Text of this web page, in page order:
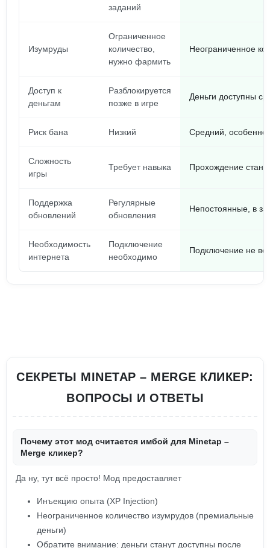
заданий
Изумруды
Ограниченное
количество,
нужно фармить
Неограниченное
Доступ к
деньгам
Разблокируется
позже в игре
Деньги доступны
Риск бана Низкий Средний, особенно
Сложность
игры
Требует навыка Прохождение
Поддержка
обновлений
Регулярные
обновления
Непостоянные, в
Необходимость
интернета
Подключение
необходимо
Подключение не
СЕКРЕТЫ MINETAP – MERGE КЛИКЕР:
ВОПРОСЫ И ОТВЕТЫ
Почему этот мод считается имбой для Minetap –
Merge кликер?
Да ну, тут всё просто! Мод предоставляет
Инъекцию опыта (XP Injection)
Неограниченное количество изумрудов (премиальные
деньги)
Обратите внимание: деньги станут доступны после